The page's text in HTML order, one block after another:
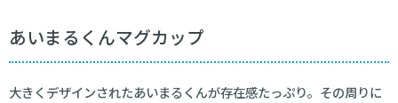
あいまるくんマグカップ
大きくデザインされたあいまるくんが存在感たっぷり。その周りに